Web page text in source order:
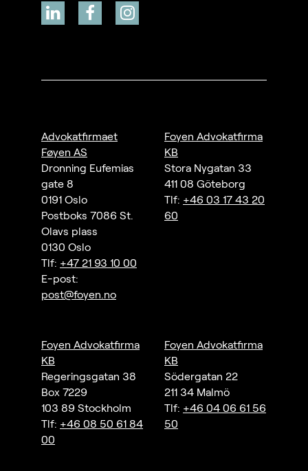
Advokatfirmaet
Føyen AS
Dronning Eufemias
gate 8
0191 Oslo
Postboks 7086 St.
Olavs plass
0130 Oslo
Tlf: +47 21 93 10 00
E-post:
post@foyen.no
Foyen Advokatfirma
KB
Stora Nygatan 33
411 08 Göteborg
Tlf: +46 03 17 43 20
60
Foyen Advokatfirma
KB
Regeringsgatan 38
Box 7229
103 89 Stockholm
Tlf: +46 08 50 61 84
00
Foyen Advokatfirma
KB
Södergatan 22
211 34 Malmö
Tlf: +46 04 06 61 56
50